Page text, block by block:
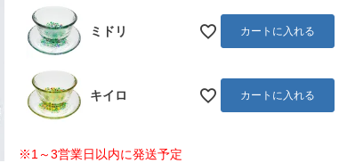
ミドリ カートに入れる
キイロ カートに入れる
※1～3営業日以内に発送予定